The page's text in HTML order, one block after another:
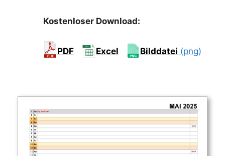
Kostenloser Download:
PDF Excel Bilddatei (png)